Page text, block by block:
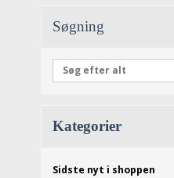
Søgning
Kategorier
Sidste nyt i shoppen